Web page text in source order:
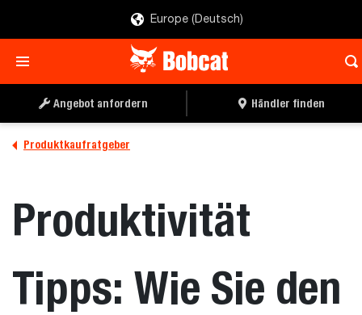
Europe (Deutsch)
Angebot anfordern Händler finden
Produktkaufratgeber
Produktivität
Tipps: Wie Sie den